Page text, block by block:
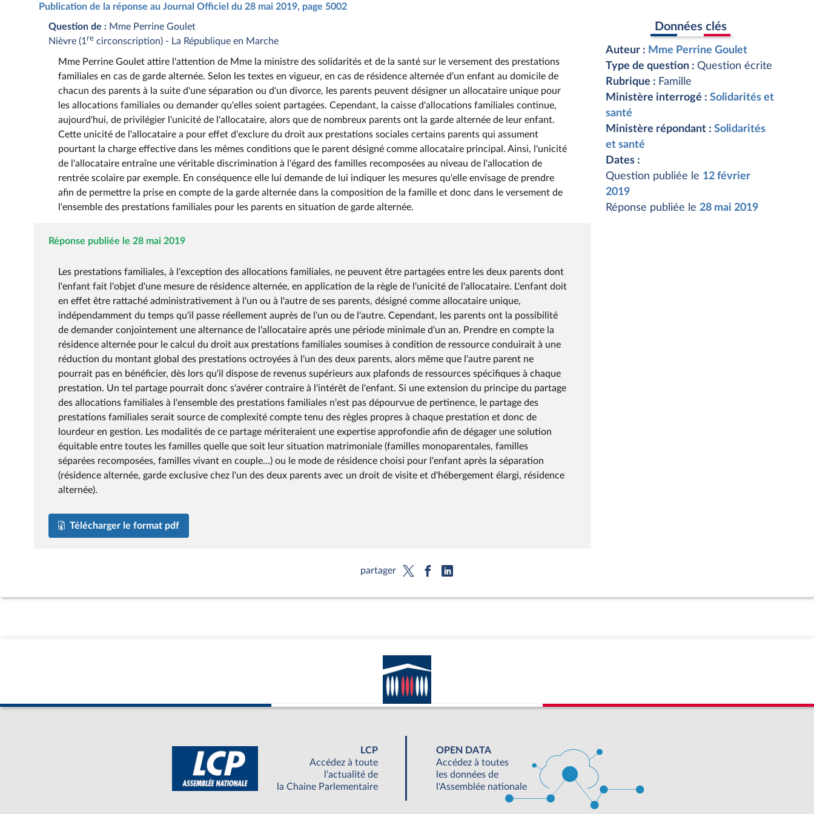
Publication de la réponse au Journal Officiel du 28 mai 2019, page 5002
Question de : Mme Perrine Goulet
Nièvre (1 re circonscription) - La République en Marche
Mme Perrine Goulet attire l'attention de Mme la ministre des solidarités et de la santé sur le versement des prestations
familiales en cas de garde alternée. Selon les textes en vigueur, en cas de résidence alternée d'un enfant au domicile de
chacun des parents à la suite d'une séparation ou d'un divorce, les parents peuvent désigner un allocataire unique pour
les allocations familiales ou demander qu'elles soient partagées. Cependant, la caisse d'allocations familiales continue,
aujourd'hui, de privilégier l'unicité de l'allocataire, alors que de nombreux parents ont la garde alternée de leur enfant.
Cette unicité de l'allocataire a pour effet d'exclure du droit aux prestations sociales certains parents qui assument
pourtant la charge effective dans les mêmes conditions que le parent désigné comme allocataire principal. Ainsi, l'unicité
de l'allocataire entraîne une véritable discrimination à l'égard des familles recomposées au niveau de l'allocation de
rentrée scolaire par exemple. En conséquence elle lui demande de lui indiquer les mesures qu'elle envisage de prendre
afin de permettre la prise en compte de la garde alternée dans la composition de la famille et donc dans le versement de
l'ensemble des prestations familiales pour les parents en situation de garde alternée.
Réponse publiée le 28 mai 2019
Les prestations familiales, à l'exception des allocations familiales, ne peuvent être partagées entre les deux parents dont
l'enfant fait l'objet d'une mesure de résidence alternée, en application de la règle de l'unicité de l'allocataire. L'enfant doit
en effet être rattaché administrativement à l'un ou à l'autre de ses parents, désigné comme allocataire unique,
indépendamment du temps qu'il passe réellement auprès de l'un ou de l'autre. Cependant, les parents ont la possibilité
de demander conjointement une alternance de l'allocataire après une période minimale d'un an. Prendre en compte la
résidence alternée pour le calcul du droit aux prestations familiales soumises à condition de ressource conduirait à une
réduction du montant global des prestations octroyées à l'un des deux parents, alors même que l'autre parent ne
pourrait pas en bénéficier, dès lors qu'il dispose de revenus supérieurs aux plafonds de ressources spécifiques à chaque
prestation. Un tel partage pourrait donc s'avérer contraire à l'intérêt de l'enfant. Si une extension du principe du partage
des allocations familiales à l'ensemble des prestations familiales n'est pas dépourvue de pertinence, le partage des
prestations familiales serait source de complexité compte tenu des règles propres à chaque prestation et donc de
lourdeur en gestion. Les modalités de ce partage mériteraient une expertise approfondie afin de dégager une solution
équitable entre toutes les familles quelle que soit leur situation matrimoniale (familles monoparentales, familles
séparées recomposées, familles vivant en couple…) ou le mode de résidence choisi pour l'enfant après la séparation
(résidence alternée, garde exclusive chez l'un des deux parents avec un droit de visite et d'hébergement élargi, résidence
alternée).
Télécharger le format pdf
Données clés
Auteur : Mme Perrine Goulet
Type de question : Question écrite
Rubrique : Famille
Ministère interrogé : Solidarités et
santé
Ministère répondant : Solidarités
et santé
Dates :
Question publiée le 12 février
2019
Réponse publiée le 28 mai 2019
partager
LCP
Accédez à toute
l'actualité de
la Chaine Parlementaire
OPEN DATA
Accédez à toutes
les données de
l'Assemblée nationale